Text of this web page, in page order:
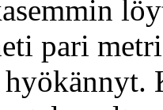
pari